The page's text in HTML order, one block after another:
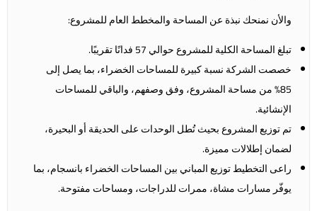
والأن نمنحك نبذة عن المساحة والمخطط العام للمشروع:
تبلغ المساحة الكلية للمشروع حوالي 57 فدانًا تقريبًا.
خصصت الشركة نسبة كبيرة للمساحات الخضراء، بما يصل إلى
85% من مساحة المشروع، وفق وصفهم، والباقي للمساحات
الإنشائية.
تم توزيع المشروع بحيث تُطل الوحدات على الحديقة أو البحيرة،
لضمان إطلالات مميزة.
راعى التخطيط توزيع المباني بين المساحات الخضراء بانسجام، بما
يوفّر مسارات مشاة، ممرات للدراجات، ومساحات مفتوحة.